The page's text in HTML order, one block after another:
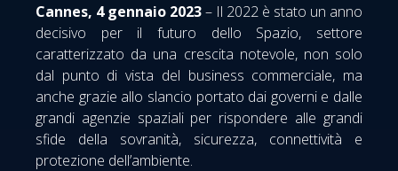
Cannes, 4 gennaio 2023– Il 2022 è stato un anno
decisivo per il futuro dello Spazio, settore
caratterizzato da una crescita notevole, non solo
dal punto di vista del business commerciale, ma
anche grazie allo slancio portato dai governi e dalle
grandi agenzie spaziali per rispondere alle grandi
sfide della sovranità, sicurezza, connettività e
protezione dell’ambiente.